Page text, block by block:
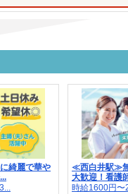
綺麗で華や
≪西白井駅≫
大歓迎！看護
時給1600円〜